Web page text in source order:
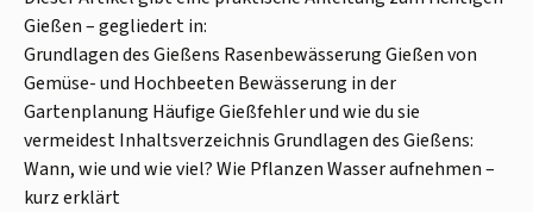
Gießen – gegliedert in:
Grundlagen des Gießens Rasenbewässerung Gießen von
Gemüse- und Hochbeeten Bewässerung in der
Gartenplanung Häufige Gießfehler und wie du sie
vermeidest Inhaltsverzeichnis Grundlagen des Gießens:
Wann, wie und wie viel? Wie Pflanzen Wasser aufnehmen –
kurz erklärt